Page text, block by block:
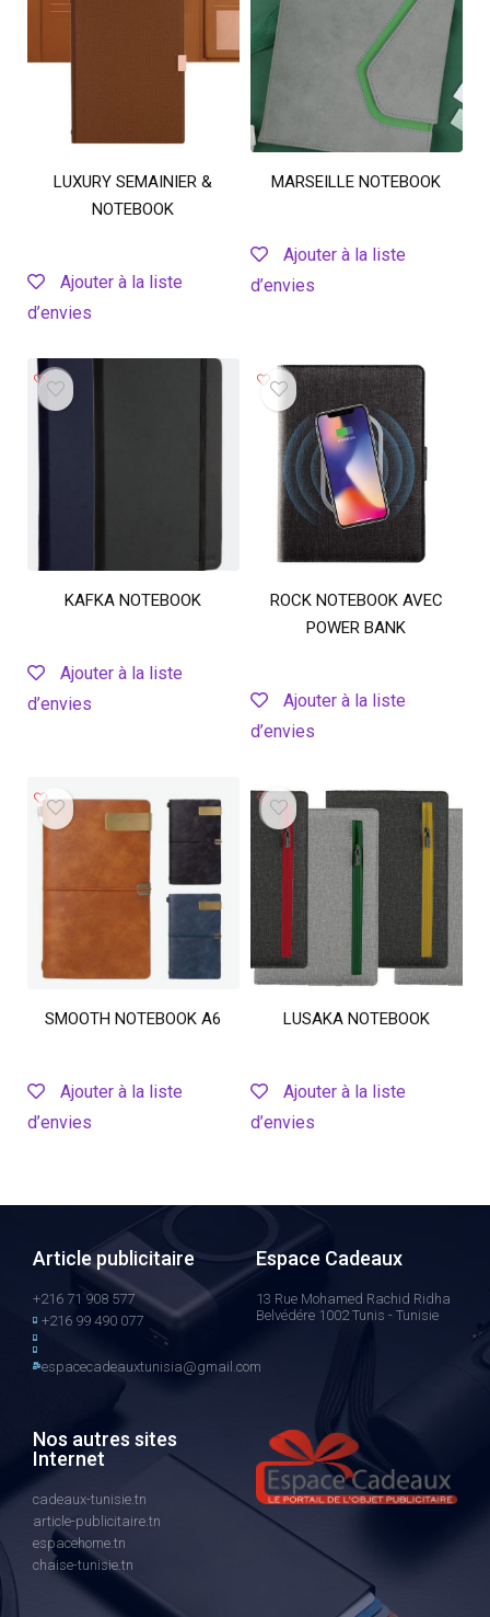
LUXURY SEMAINIER &
NOTEBOOK
Ajouter à la liste
d’envies
MARSEILLE NOTEBOOK
Ajouter à la liste
d’envies
KAFKA NOTEBOOK
Ajouter à la liste
d’envies
ROCK NOTEBOOK AVEC
POWER BANK
Ajouter à la liste
d’envies
SMOOTH NOTEBOOK A6
Ajouter à la liste
d’envies
LUSAKA NOTEBOOK
Ajouter à la liste
d’envies
Article publicitaire
+216 71 908 577
+216 99 490 077
espacecadeauxtunisia@gmail.com
Espace Cadeaux
13 Rue Mohamed Rachid Ridha
Belvédére 1002 Tunis - Tunisie
Nos autres sites
Internet
cadeaux-tunisie.tn
article-publicitaire.tn
espacehome.tn
chaise-tunisie.tn